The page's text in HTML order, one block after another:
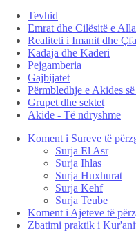
Tevhid
Emrat dhe Cilësitë e
Realiteti i Imanit dhe
Kadaja dhe Kaderi
Pejgamberia
Gajbijatet
Përmbledhje e Akides
Grupet dhe sektet
Akide - Të ndryshme
Koment i Sureve të
Surja El Asr
Surja Ihlas
Surja Huxhurat
Surja Kehf
Surja Teube
Koment i Ajeteve të
Zbatimi praktik i